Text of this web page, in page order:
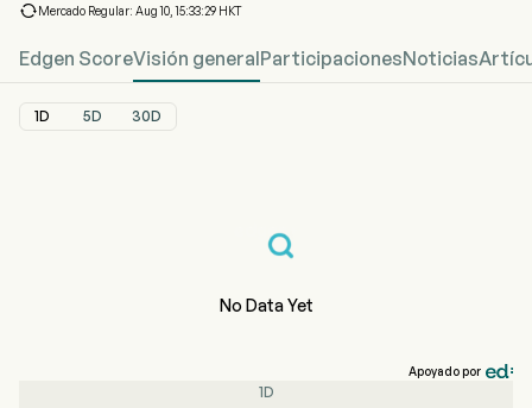
Mercado Regular: Aug 10, 15:33:29 HKT
Edgen ScoreVisión generalParticipacionesNoticias
1D 5D 30D
No Data Yet
Apoyado por
1D